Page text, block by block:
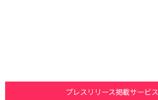
プレスリリース掲載サービス